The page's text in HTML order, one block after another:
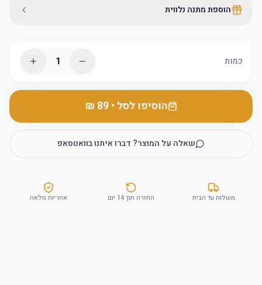
הוספת מתנה נלווית
כמות 1
הוסיפו לסל •
‏89 ₪
שאלה על המוצר? דברו איתנו בוואטסאפ
משלוח עד הבית החזרה תוך 14 יום אחריות מלאה